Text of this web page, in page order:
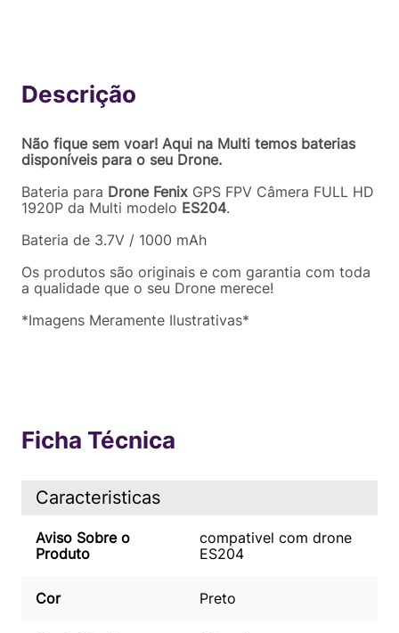
Não fique sem voar! Aqui na Multi temos baterias
disponíveis para o seu Drone.
Bateria para Drone Fenix GPS FPV Câmera FULL HD
1920P da Multi modelo ES204.
Bateria de 3.7V / 1000 mAh
Os produtos são originais e com garantia com toda
a qualidade que o seu Drone merece!
*Imagens Meramente Ilustrativas*
Ficha Técnica
Caracteristicas
Aviso Sobre o
Produto
compativel com drone
ES204
Cor Preto